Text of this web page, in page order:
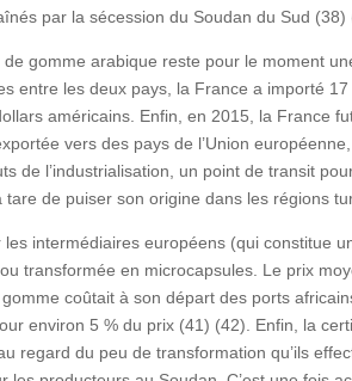
par la sécession du Soudan du Sud (38)
gomme arabique reste pour le moment
entre les deux pays, la France a importé
américains. Enfin, en 2015, la France
vers des pays de l’Union
de l’industrialisation, un point de transit
de puiser son origine dans les régions
intermédiaires européens (qui constitue
transformée en microcapsules. Le prix
coûtait à son départ des ports
environ 5 % du prix (41) (42). Enfin, la
regard du peu de transformation qu’ils